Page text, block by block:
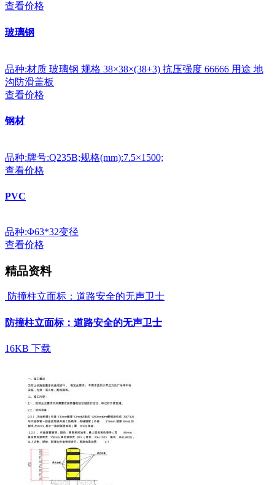
查看价格
玻璃钢
品种:材质 玻璃钢 规格 38×38×(38+3) 抗压强度 66666 用途 地
沟防滑盖板
查看价格
钢材
品种:牌号:Q235B;规格(mm):7.5×1500;
查看价格
PVC
品种:Φ63*32变径
查看价格
精品资料
防撞柱立面标：道路安全的无声卫士
防撞柱立面标：道路安全的无声卫士
16KB 下载